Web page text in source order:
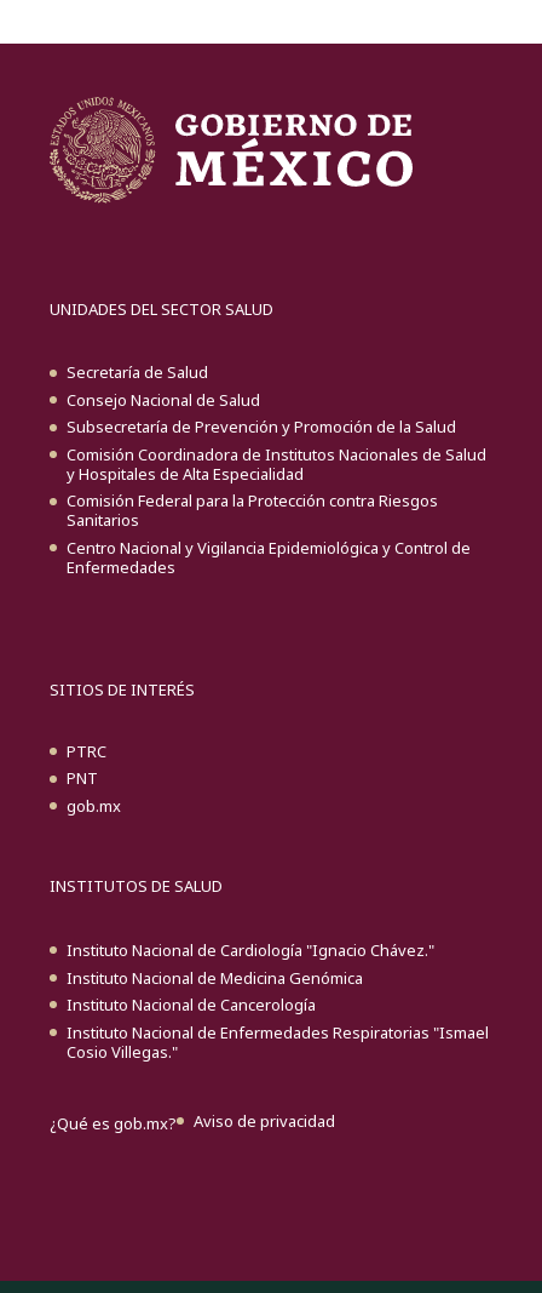
UNIDADES DEL SECTOR SALUD
Secretaría de Salud
Consejo Nacional de Salud
Subsecretaría de Prevención y Promoción de la Salud
Comisión Coordinadora de Institutos Nacionales de Salud
y Hospitales de Alta Especialidad
Comisión Federal para la Protección contra Riesgos
Sanitarios
Centro Nacional y Vigilancia Epidemiológica y Control de
Enfermedades
SITIOS DE INTERÉS
PTRC
PNT
gob.mx
INSTITUTOS DE SALUD
Instituto Nacional de Cardiología "Ignacio Chávez."
Instituto Nacional de Medicina Genómica
Instituto Nacional de Cancerología
Instituto Nacional de Enfermedades Respiratorias "Ismael
Cosio Villegas."
¿Qué es gob.mx? Aviso de privacidad